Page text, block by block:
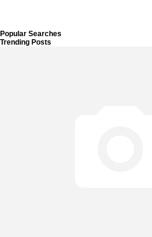
Popular Searches
Trending Posts